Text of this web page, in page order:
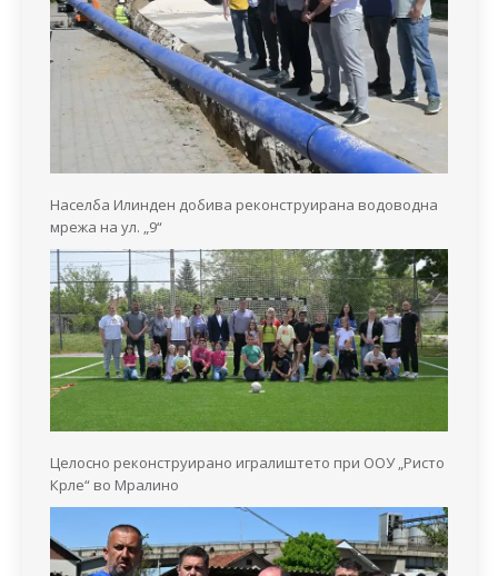
Населба Илинден добива реконструирана водоводна
мрежа на ул. „9“
Целосно реконструирано игралиштето при ООУ „Ристо
Крле“ во Мралино